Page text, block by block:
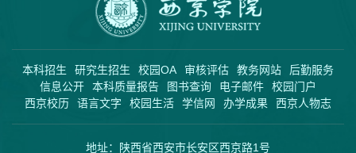
本科招生 研究生招生 校园OA 审核评估 教务网站
后勤服务
信息公开
本科质量报告 图书查询 电子邮件
校园门户
西京校历
语言文字 校园生活 学信网 办学成果 西京人物志
地址：陕西省西安市长安区西京路1号